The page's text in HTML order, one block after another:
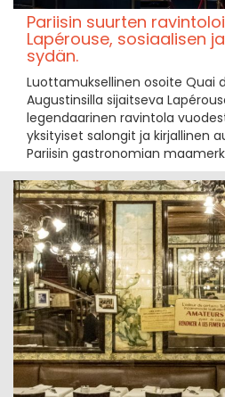
Pariisin suurten
Lapérouse, sosiaalisen
sydän.
Luottamuksellinen osoite Quai
Augustinsilla sijaitseva
legendaarinen ravintola
yksityiset salongit ja kirjallinen
Pariisin gastronomian